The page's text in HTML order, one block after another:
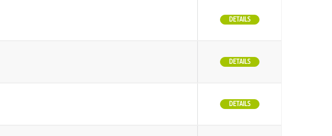
DETAILS
DETAILS
DETAILS